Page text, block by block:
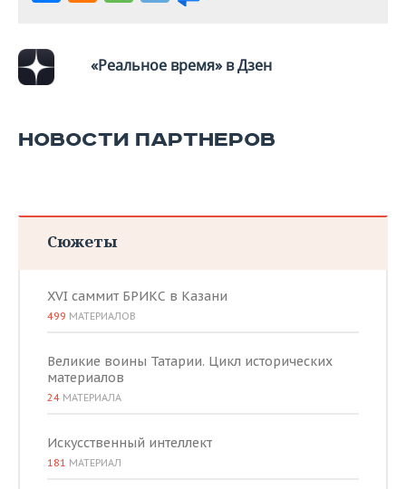
ВОДНЫЕ ВИДЫ СПОРТА
ОБРАЗОВАНИЕ
«Реальное время» в Дзен
НОВОСТИ ПАРТНЕРОВ
Сюжеты
XVI саммит БРИКС в Казани
499 МАТЕРИАЛОВ
Великие воины Татарии. Цикл исторических
материалов
24 МАТЕРИАЛА
Искусственный интеллект
181 МАТЕРИАЛ